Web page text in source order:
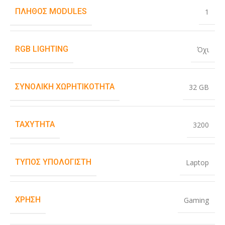
ΠΛΉΘΟΣ MODULES 1
RGB LIGHTING Όχι
ΣΥΝΟΛΙΚΉ ΧΩΡΗΤΙΚΌΤΗΤΑ 32 GB
ΤΑΧΎΤΗΤΑ 3200
ΤΎΠΟΣ ΥΠΟΛΟΓΙΣΤΉ Laptop
ΧΡΉΣΗ Gaming